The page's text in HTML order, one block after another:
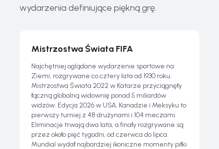
wydarzenia definiujące piękną grę.
Mistrzostwa Świata FIFA
Najchętniej oglądane wydarzenie sportowe na
Ziemi, rozgrywane co cztery lata od 1930 roku.
Mistrzostwa Świata 2022 w Katarze przyciągnęły
łączną globalną widownię ponad 5 miliardów
widzów. Edycja 2026 w USA, Kanadzie i Meksyku to
pierwszy turniej z 48 drużynami i 104 meczami.
Eliminacje trwają dwa lata, a finały rozgrywane są
przez około pięć tygodni, od czerwca do lipca.
Mundial wydał najbardziej ikoniczne momenty piłki